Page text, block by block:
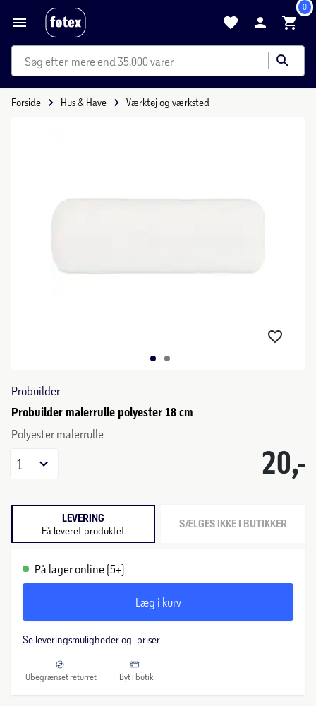
0
mere end 35.000 varer
Forside Hus & Have Værktøj og værksted
Probuilder
Probuilder malerrulle polyester 18 cm
Polyester malerrulle
20,-
1
LEVERING
Få leveret produktet SÆLGES IKKE I BUTIKKER
På lager online (5+)
Læg i kurv
Se leveringsmuligheder og -priser
Ubegrænset returret Byt i butik